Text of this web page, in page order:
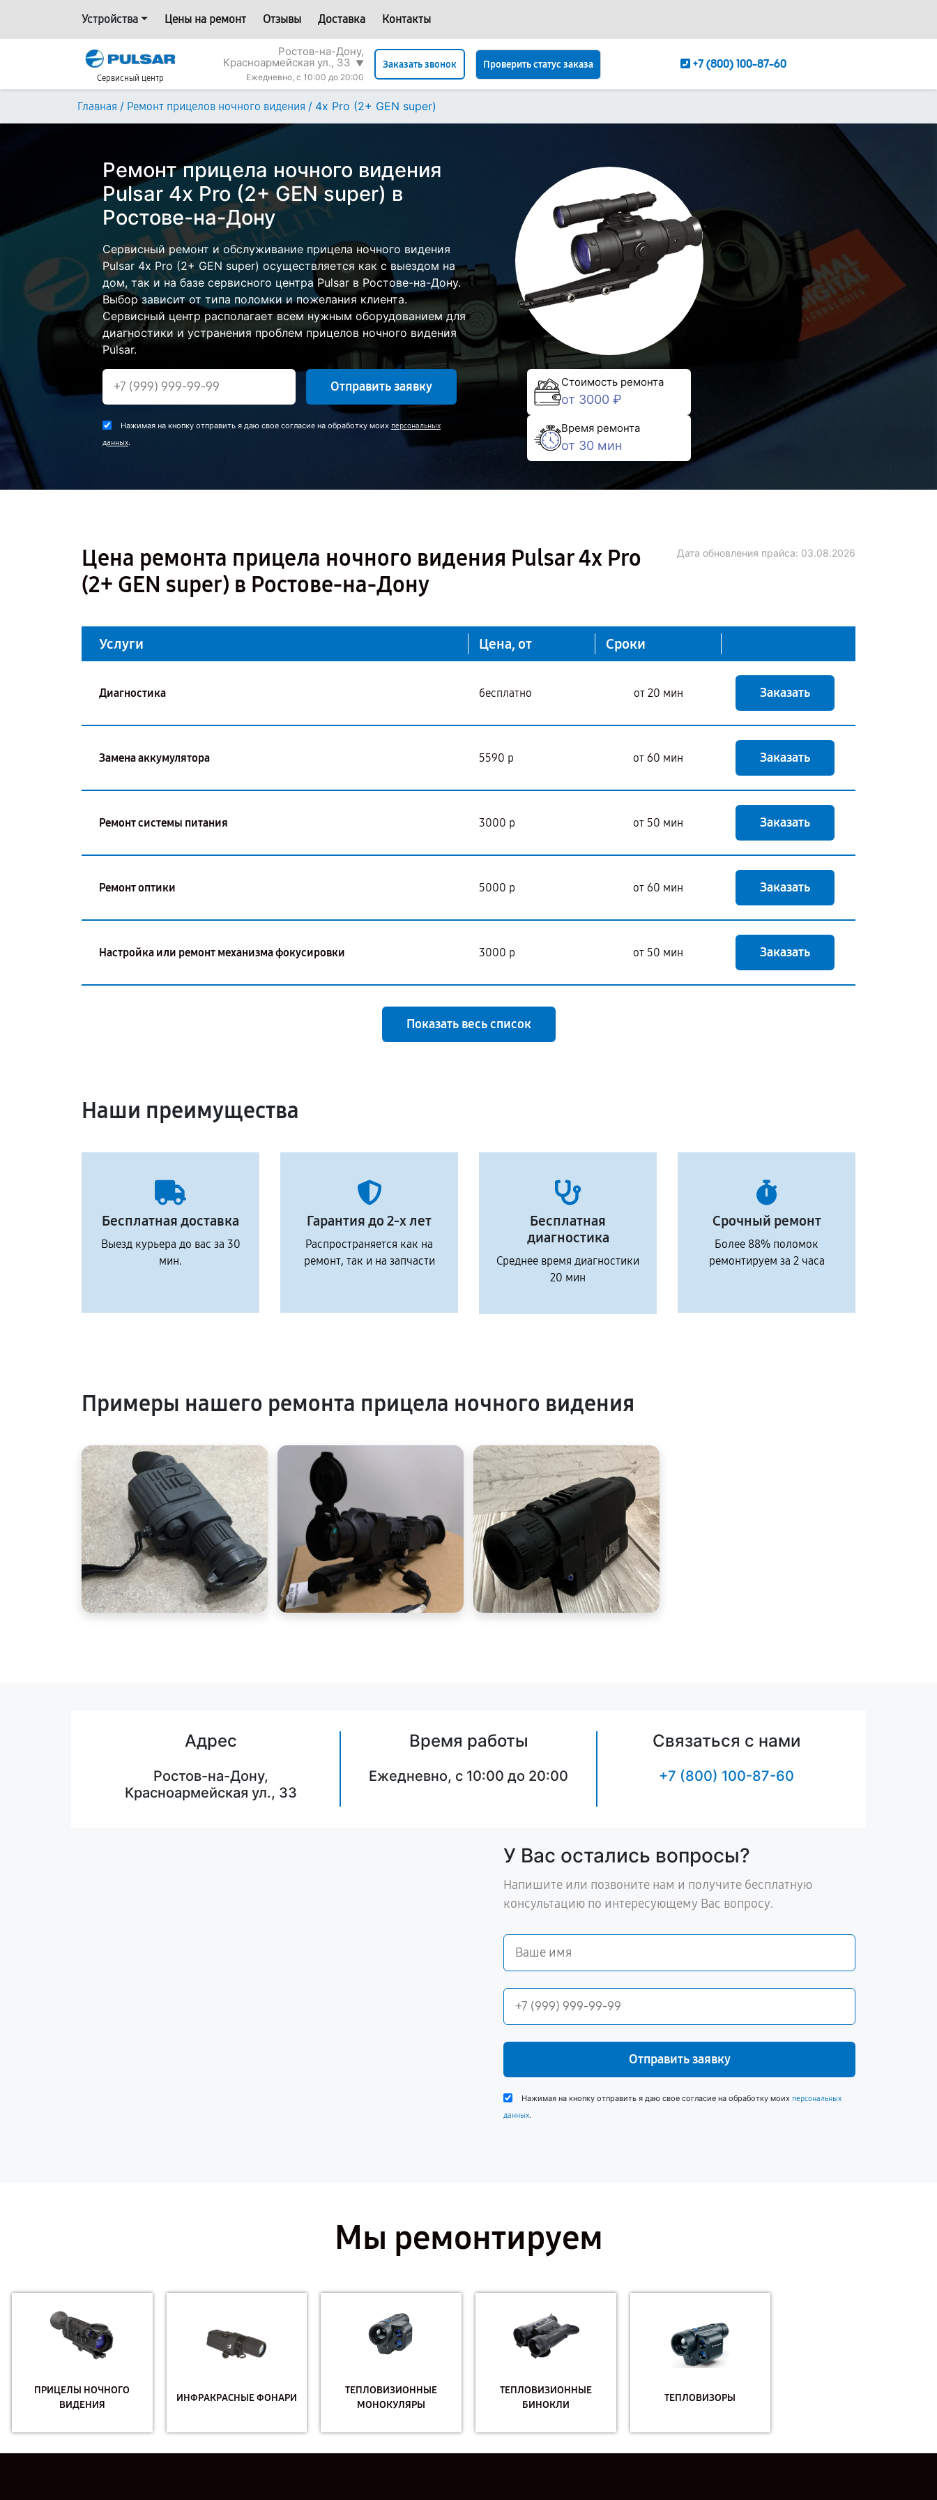
Устройства Цены на ремонт Отзывы Доставка Контакты
Сервисный центр
Ростов-на-Дону,
Красноармейская ул., 33 ▼
Ежедневно, с 10:00 до 20:00
Заказать звонок Проверить статус заказа +7 (800) 100-87-60
Главная / Ремонт прицелов ночного видения / 4x Pro (2+ GEN super)
Ремонт прицела ночного видения
Pulsar 4x Pro (2+ GEN super) в
Ростове-на-Дону
Сервисный ремонт и обслуживание прицела ночного видения
Pulsar 4x Pro (2+ GEN super) осуществляется как с выездом на
дом, так и на базе сервисного центра Pulsar в Ростове-на-Дону.
Выбор зависит от типа поломки и пожелания клиента.
Сервисный центр располагает всем нужным оборудованием для
диагностики и устранения проблем прицелов ночного видения
Pulsar.
Отправить заявку
Нажимая на кнопку отправить я даю свое согласие на обработку моих персональных
данных.
Стоимость ремонта
от 3000 ₽
Время ремонта
от 30 мин
Цена ремонта прицела ночного видения Pulsar 4x Pro
(2+ GEN super) в Ростове-на-Дону
Дата обновления прайса: 03.08.2026
Услуги Цена, от Сроки
Диагностика бесплатно от 20 мин Заказать
Замена аккумулятора 5590 р от 60 мин Заказать
Ремонт системы питания 3000 р от 50 мин Заказать
Ремонт оптики 5000 р от 60 мин Заказать
Настройка или ремонт механизма фокусировки 3000 р от 50 мин Заказать
Показать весь список
Наши преимущества
Бесплатная доставка
Выезд курьера до вас за 30
мин.
Гарантия до 2-х лет
Распространяется как на
ремонт, так и на запчасти
Бесплатная
диагностика
Среднее время диагностики
20 мин
Срочный ремонт
Более 88% поломок
ремонтируем за 2 часа
Примеры нашего ремонта прицела ночного видения
Адрес
Ростов-на-Дону,
Красноармейская ул., 33
Время работы
Ежедневно, с 10:00 до 20:00
Связаться с нами
+7 (800) 100-87-60
У Вас остались вопросы?
Напишите или позвоните нам и получите бесплатную
консультацию по интересующему Вас вопросу.
Отправить заявку
Нажимая на кнопку отправить я даю свое согласие на обработку моих персональных
данных.
Мы ремонтируем
ПРИЦЕЛЫ НОЧНОГО
ВИДЕНИЯ
ИНФРАКРАСНЫЕ ФОНАРИ
ТЕПЛОВИЗИОННЫЕ
МОНОКУЛЯРЫ
ТЕПЛОВИЗИОННЫЕ
БИНОКЛИ
ТЕПЛОВИЗОРЫ